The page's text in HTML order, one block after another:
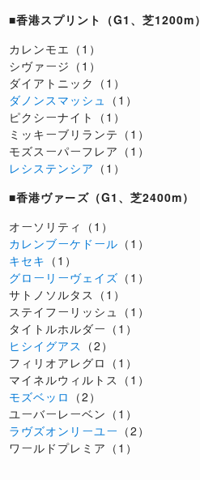
■香港スプリント（G1、芝1200m）
カレンモエ（1）
シヴァージ（1）
ダイアトニック（1）
ダノンスマッシュ （1）
ピクシーナイト（1）
ミッキーブリランテ（1）
モズスーパーフレア（1）
レシステンシア （1）
■香港ヴァーズ（G1、芝2400m）
オーソリティ（1）
カレンブーケドール （1）
キセキ （1）
グローリーヴェイズ （1）
サトノソルタス（1）
ステイフーリッシュ（1）
タイトルホルダー（1）
ヒシイグアス （2）
フィリオアレグロ（1）
マイネルウィルトス（1）
モズベッロ （2）
ユーバーレーベン（1）
ラヴズオンリーユー （2）
ワールドプレミア（1）